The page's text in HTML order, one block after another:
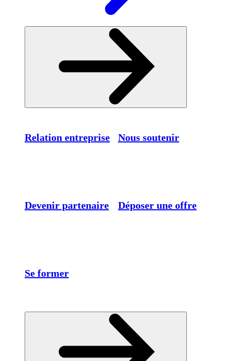
Relation entreprise Nous soutenir
Devenir partenaire Déposer une offre
Se former